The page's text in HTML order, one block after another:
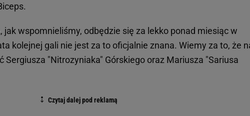
jak wspomnieliśmy, odbędzie się za lekko ponad miesiąc w
kolejnej gali nie jest za to oficjalnie znana. Wiemy za to, że
Sergiusza "Nitrozyniaka" Górskiego oraz Mariusza "Sariusa